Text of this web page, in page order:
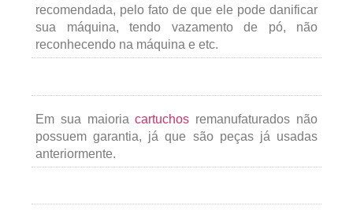
recomendada, pelo fato de que ele pode danificar
sua máquina, tendo vazamento de pó, não
reconhecendo na máquina e etc.
Em sua maioriacartuchos remanufaturados não
possuem garantia, já que são peças já usadas
anteriormente.